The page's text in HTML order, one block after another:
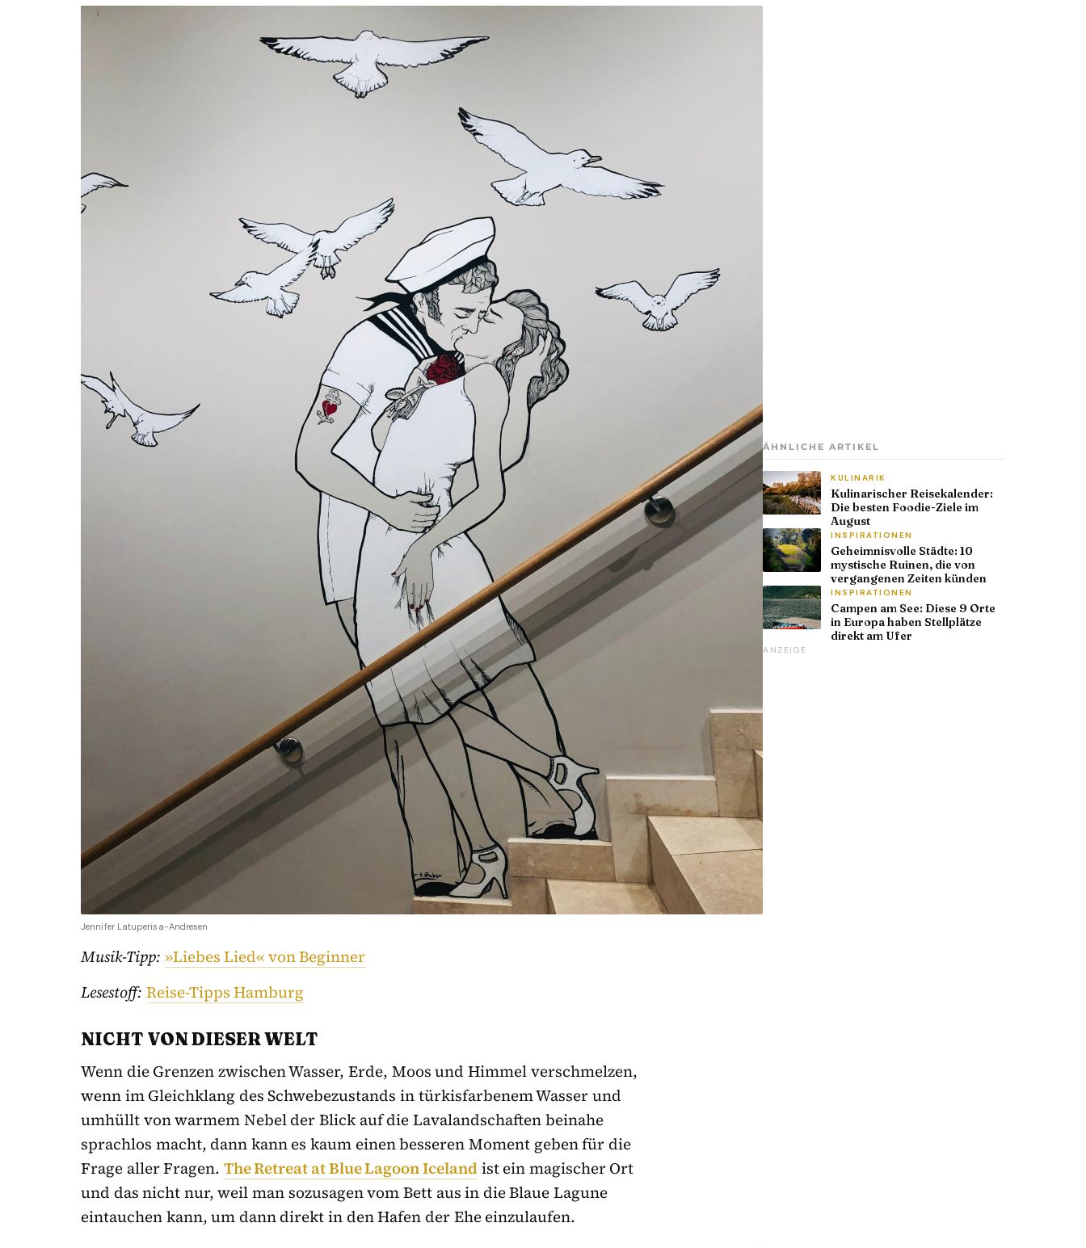
Jennifer Latuperisa-Andresen
Musik-Tipp: »Liebes Lied« von Beginner
Lesestoff: Reise-Tipps Hamburg
NICHT VON DIESER WELT
Wenn die Grenzen zwischen Wasser, Erde, Moos und Himmel verschmelzen,
wenn im Gleichklang des Schwebezustands in türkisfarbenem Wasser und
umhüllt von warmem Nebel der Blick auf die Lavalandschaften beinahe
sprachlos macht, dann kann es kaum einen besseren Moment geben für die
Frage aller Fragen. The Retreat at Blue Lagoon Icelandist ein magischer Ort
und das nicht nur, weil man sozusagen vom Bett aus in die Blaue Lagune
eintauchen kann, um dann direkt in den Hafen der Ehe einzulaufen.
ÄHNLICHE ARTIKEL
KULINARIK
Kulinarischer Reisekalender:
Die besten Foodie-Ziele im
August
INSPIRATIONEN
Geheimnisvolle Städte: 10
mystische Ruinen, die von
vergangenen Zeiten künden
INSPIRATIONEN
Campen am See: Diese 9 Orte
in Europa haben Stellplätze
direkt am Ufer
ANZEIGE